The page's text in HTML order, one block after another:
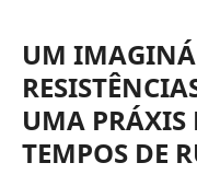
UM
UMA PRÁXIS
TEMPOS DE